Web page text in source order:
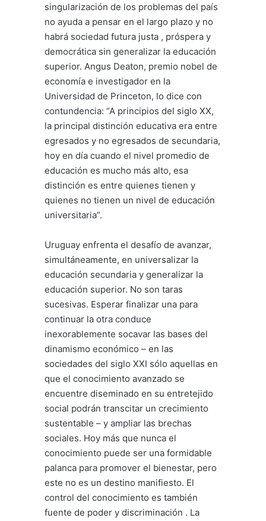
singularización de los problemas del país
no ayuda a pensar en el largo plazo y no
habrá sociedad futura justa , próspera y
democrática sin generalizar la educación
superior. Angus Deaton, premio nobel de
economía e investigador en la
Universidad de Princeton, lo dice con
contundencia: “A principios del siglo XX,
la principal distinción educativa era entre
egresados y no egresados de secundaria,
hoy en día cuando el nivel promedio de
educación es mucho más alto, esa
distinción es entre quienes tienen y
quienes no tienen un nivel de educación
universitaria”.
Uruguay enfrenta el desafío de avanzar,
simultáneamente, en universalizar la
educación secundaria y generalizar la
educación superior. No son taras
sucesivas. Esperar finalizar una para
continuar la otra conduce
inexorablemente socavar las bases del
dinamismo económico – en las
sociedades del siglo XXI sólo aquellas en
que el conocimiento avanzado se
encuentre diseminado en su entretejido
social podrán transcitar un crecimiento
sustentable – y ampliar las brechas
sociales. Hoy más que nunca el
conocimiento puede ser una formidable
palanca para promover el bienestar, pero
este no es un destino manifiesto. El
control del conocimiento es también
fuente de poder y discriminación . La